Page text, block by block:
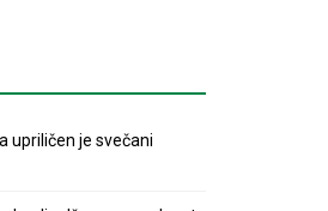
upriličen je svečani